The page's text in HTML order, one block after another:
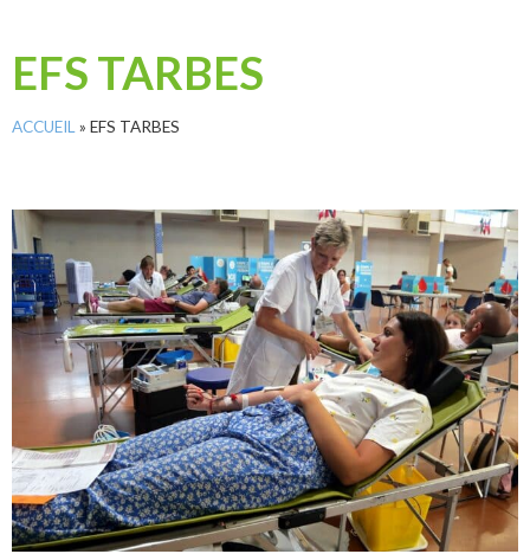
EFS TARBES
ACCUEIL » EFS TARBES